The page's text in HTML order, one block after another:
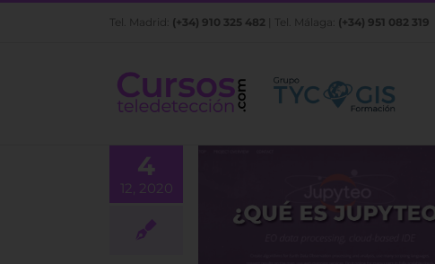
Saltar
Tel. Madrid: (+34) 910 325 482 | Tel. Málaga: (+34) 951 082 319
4
12, 2020